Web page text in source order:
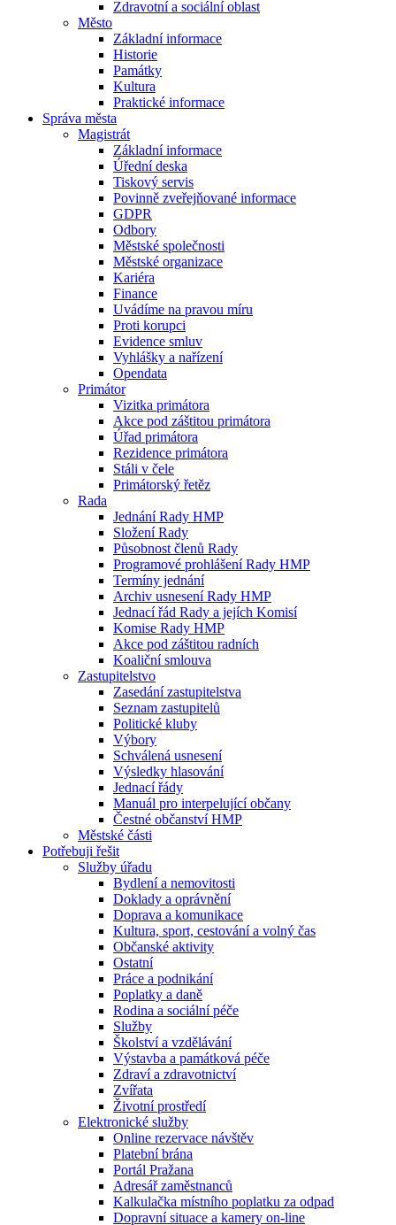
Zdravotní a sociální oblast
Město
Základní informace
Historie
Památky
Kultura
Praktické informace
Správa města
Magistrát
Základní informace
Úřední deska
Tiskový servis
Povinně zveřejňované informace
GDPR
Odbory
Městské společnosti
Městské organizace
Kariéra
Finance
Uvádíme na pravou míru
Proti korupci
Evidence smluv
Vyhlášky a nařízení
Opendata
Primátor
Vizitka primátora
Akce pod záštitou primátora
Úřad primátora
Rezidence primátora
Stáli v čele
Primátorský řetěz
Rada
Jednání Rady HMP
Složení Rady
Působnost členů Rady
Programové prohlášení Rady HMP
Termíny jednání
Archiv usnesení Rady HMP
Jednací řád Rady a jejích Komisí
Komise Rady HMP
Akce pod záštitou radních
Koaliční smlouva
Zastupitelstvo
Zasedání zastupitelstva
Seznam zastupitelů
Politické kluby
Výbory
Schválená usnesení
Výsledky hlasování
Jednací řády
Manuál pro interpelující občany
Čestné občanství HMP
Městské části
Potřebuji řešit
Služby úřadu
Bydlení a nemovitosti
Doklady a oprávnění
Doprava a komunikace
Kultura, sport, cestování a volný čas
Občanské aktivity
Ostatní
Práce a podnikání
Poplatky a daně
Rodina a sociální péče
Služby
Školství a vzdělávání
Výstavba a památková péče
Zdraví a zdravotnictví
Zvířata
Životní prostředí
Elektronické služby
Online rezervace návštěv
Platební brána
Portál Pražana
Adresář zaměstnanců
Kalkulačka místního poplatku za odpad
Dopravní situace a kamery on-line